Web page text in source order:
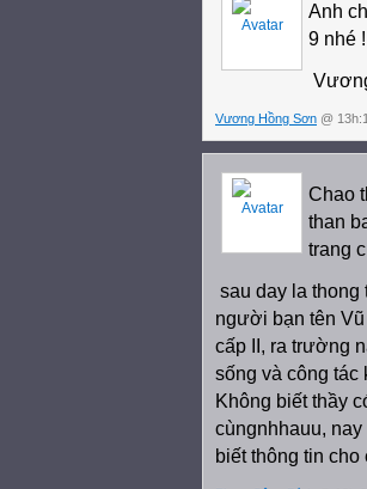
Anh
9 nhé
Vương Hồng Sơn @
Chao
than
trang
sau day la
người bạn tên
cấp II, ra trường
sống và công tác
Không biết thầy
cùngnhhauu,
biết thông tin